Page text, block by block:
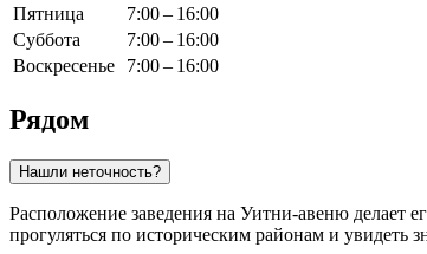
Пятница
7:00 – 16:00
Суббота
7:00 – 16:00
Воскресенье
7:00 – 16:00
Рядом
Нашли неточность?
Расположение заведения на Уитни-авеню делает
прогуляться по историческим районам и увидеть